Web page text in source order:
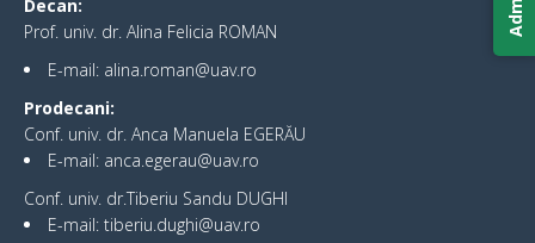
Decan:
Prof. univ. dr. Alina Felicia ROMAN
E-mail: alina.roman@uav.ro
Prodecani:
Conf. univ. dr. Anca Manuela EGERĂU
E-mail: anca.egerau@uav.ro
Conf. univ. dr.Tiberiu Sandu DUGHI
E-mail: tiberiu.dughi@uav.ro